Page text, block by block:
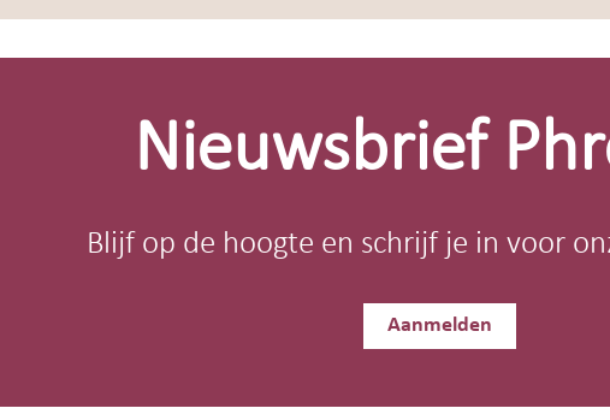
Nieuwsbrief
Blijf op de hoogte en schrijf je in voor
Aanmelden